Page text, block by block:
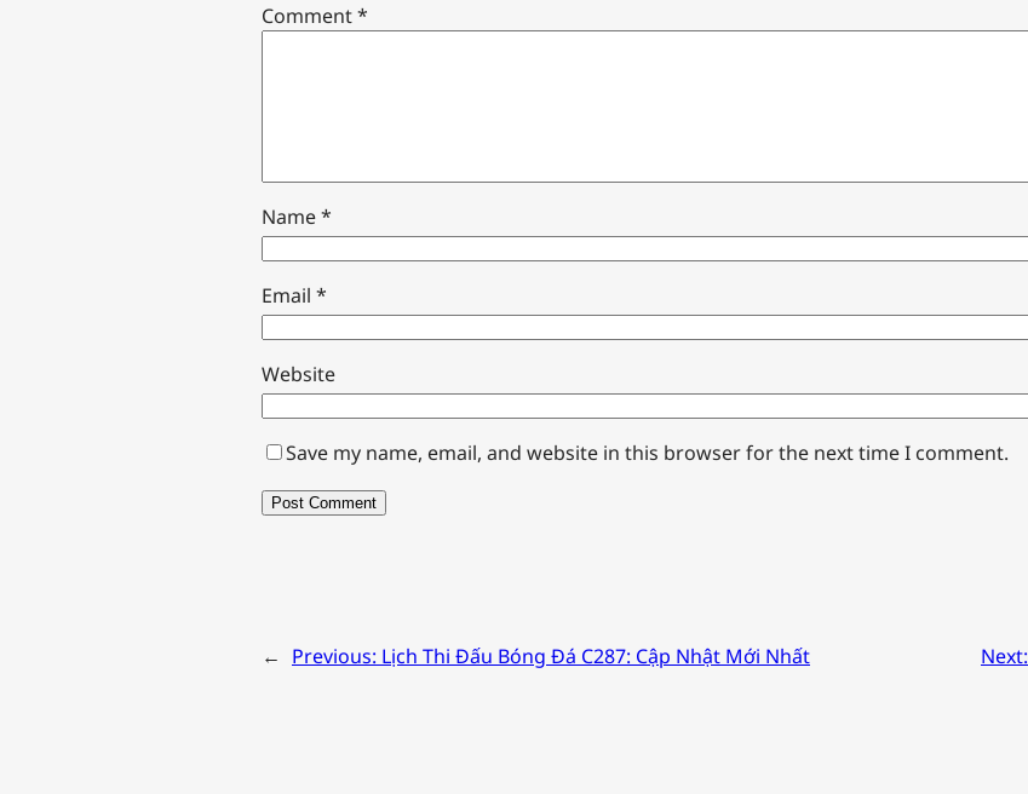
Comment*
Name*
Email *
Website
Save my name, email, and website in this browser for the next time I comment.
← Previous: Lịch Thi Đấu Bóng Đá C287: Cập Nhật Mới Nhất Next: